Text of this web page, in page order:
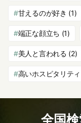
甘えるのが好き (1)
端正な顔立ち (1)
美人と言われる (2)
高いホスピタリティ
全国